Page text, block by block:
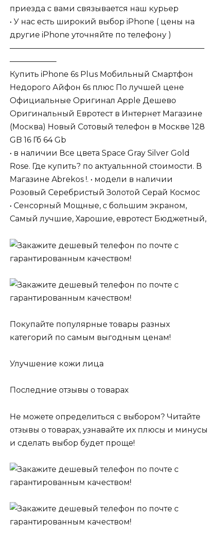
приезда с вами связывается наш курьер
• У нас есть широкий выбор iPhone ( цены на
другие iPhone уточняйте по телефону )
—————————————————————————
——————
Купить iPhone 6s Plus Мобильный Смартфон
Недорого Айфон 6s плюс По лучшей цене
Официальные Оригинал Apple Дешево
Оригинальный Евротест в Интернет Магазине
(Москва) Новый Сотовый телефон в Москве 128
GB 16 Гб 64 Gb
• в наличии Все цвета Space Gray Silver Gold
Rose. Где купить? по актуальнной стоимости. В
Магазине Abrekos !. • модели в наличии
Розовый Серебристый Золотой Серай Космос
• Сенсорный Мощные, с большим экраном,
Самый лучшие, Харошие, евротест Бюджетный,
Покупайте популярные товары разных
категорий по самым выгодным ценам!
Улучшение кожи лица
Последние отзывы о товарах
Не можете определиться с выбором? Читайте
отзывы о товарах, узнавайте их плюсы и минусы
и сделать выбор будет проще!